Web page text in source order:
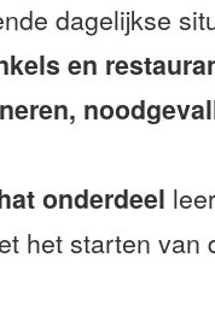
dagelijkse
en
onderdeel
het starten van